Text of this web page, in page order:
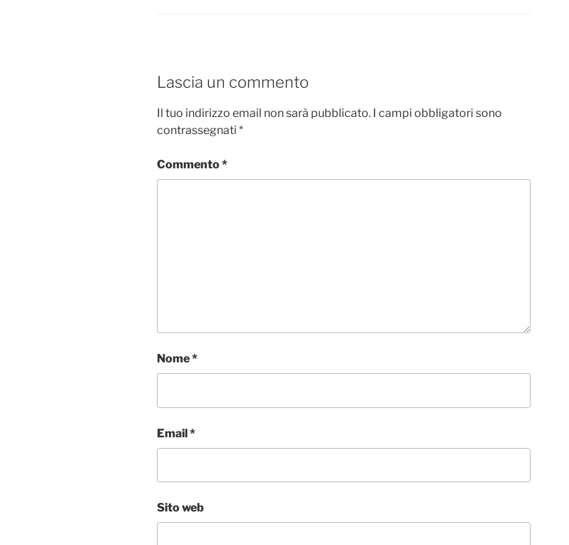
Lascia un commento
Il tuo indirizzo email non sarà pubblicato. I campi obbligatori sono
contrassegnati *
Commento*
Nome*
Email*
Sito web